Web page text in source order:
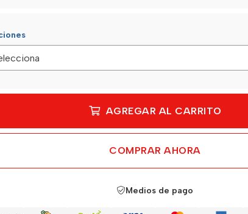
AGREGAR AL CARRITO
COMPRAR AHORA
Medios de pago